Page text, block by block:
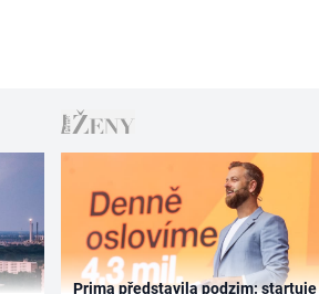
Prima představila podzim: startuje